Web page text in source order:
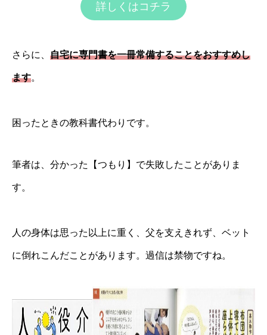
詳しくはコチラ
さらに、 自宅に専門書を一冊常備することをおすすめし
ます。
困ったときの教科書代わりです。
筆者は、分かった【つもり】で失敗したことがありま
す。
人の身体は思った以上に重く、父を支えきれず、ベット
に倒れこんだことがあります。過信は禁物ですね。